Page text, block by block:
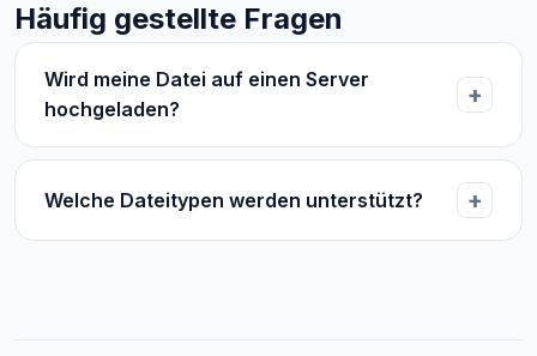
Häufig gestellte Fragen
Wird meine Datei auf einen Server
hochgeladen?
Welche Dateitypen werden unterstützt?